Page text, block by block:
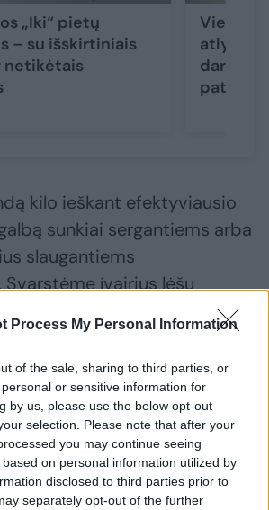
Process My Personal Information
of the sale, sharing to third parties, or
or sensitive information for
by us, please use the below opt-out
selection. Please note that after your
you may continue seeing
on personal information utilized by
disclosed to third parties prior to
separately opt-out of the further
„Iki“ pietų
– su išskirtiniais
netikėtais
Vien
kilo ieškant efektyviausio
sunkiai sergantiems arba
slaugantiems
įvairius lėšų
ir buvo nuspręsta, kad
paramos gavėju, kuriam
ir patys „Iki“ darbuotojai
pajamų mokesčio. Greta šiuo
didžiausias pajamų
aukojamos lėšos“, – kalba
vadovė pridurdama, kad taip
kitos fondą palaikančios